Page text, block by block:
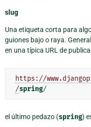
slug
Una etiqueta corta para
guiones bajo o raya.
en una típica URL de
https://
/spring
el último pedazo (spring)